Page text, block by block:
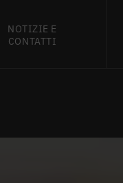
NOTIZIE E
CONTATTI